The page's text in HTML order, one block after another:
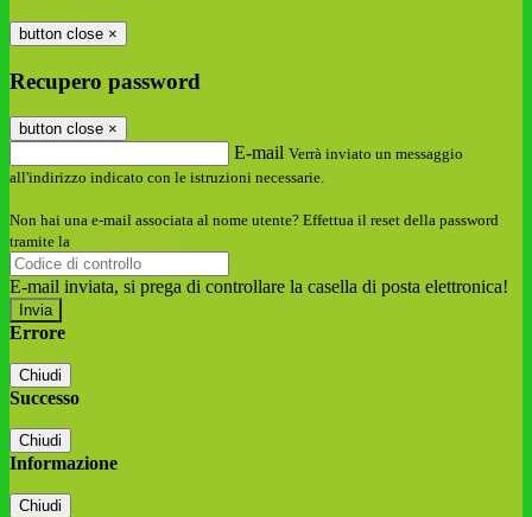
button close ×
Recupero password
button close ×
E-mail Verrà inviato un messaggio
all'indirizzo indicato con le istruzioni necessarie.
Non hai una e-mail associata al nome utente? Effettua il reset della password
tramite la
E-mail inviata, si prega di controllare la casella di posta elettronica!
Errore
Chiudi
Successo
Chiudi
Informazione
Chiudi